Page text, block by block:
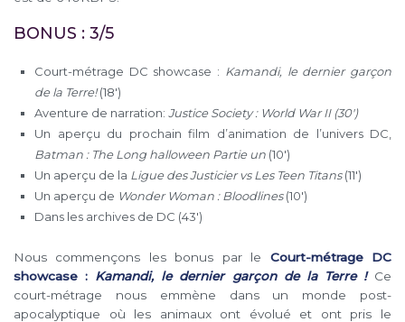
BONUS : 3/5
Court-métrage DC showcase : Kamandi, le dernier garçon
de la Terre!(18′)
Aventure de narration:Justice Society : World War II (30′)
Un aperçu du prochain film d’animation de l’univers DC,
Batman : The Long halloween Partie un (10′)
Un aperçu de la Ligue des Justicier vs Les Teen Titans(11′)
Un aperçu de Wonder Woman : Bloodlines(10′)
Dans les archives de DC (43′)
Nous commençons les bonus par le Court-métrage DC
showcase : Kamandi, le dernier garçon de la Terre ! Ce
court-métrage nous emmène dans un monde post-
apocalyptique où les animaux ont évolué et ont pris le